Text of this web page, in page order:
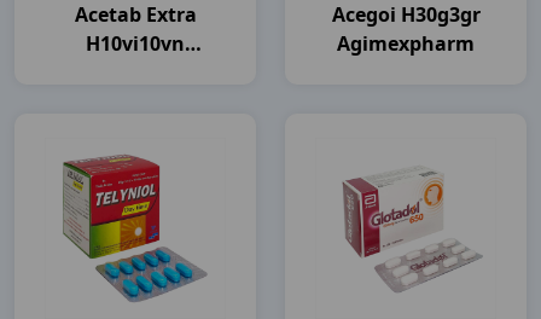
Acetab Extra
H10vi10vn
Acegoi H30g3gr
Agimexpharm